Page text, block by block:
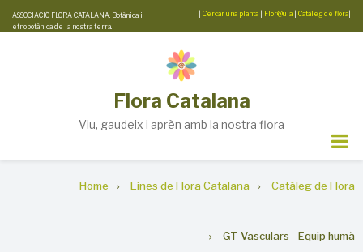
Skip
to
ASSOCIACIÓ FLORA CATALANA. Botànica i
etnobotànica de la nostra terra.
Cercar una planta Flor@ula Catàleg de flora
Flora Catalana
Viu, gaudeix i aprèn amb la nostra flora
Home Eines de Flora Catalana Catàleg de Flora
GT Vasculars - Equip humà